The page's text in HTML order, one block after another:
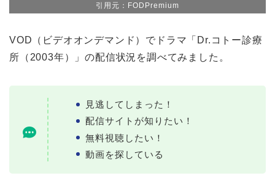
引用元：FODPremium
VOD（ビデオオンデマンド）でドラマ「Dr.コトー診療
所（2003年）」の配信状況を調べてみました。
見逃してしまった！
配信サイトが知りたい！
無料視聴したい！
動画を探している